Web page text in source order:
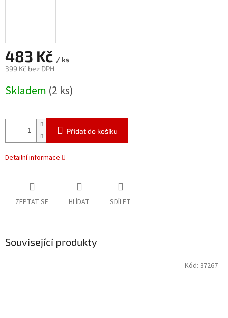
483 Kč / ks
399 Kč bez DPH
cena:
Skladem (2 ks)
Přidat do košíku
Detailní informace
ZEPTAT SE HLÍDAT SDÍLET
Související produkty
Kód: 37267